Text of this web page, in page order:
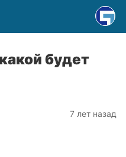
будет
7 лет назад